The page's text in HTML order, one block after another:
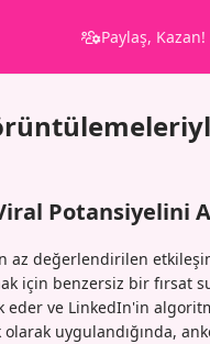
Paylaş, Kazan!
Potansiyelini
az değerlendirilen
için benzersiz bir fırsat
eder ve LinkedIn'in
uygulandığında,